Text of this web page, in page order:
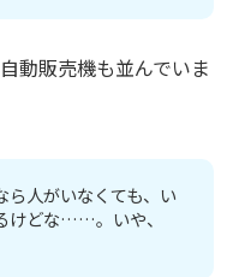
動販売機も並んでいま
ら人がいなくても、い
けどな……。いや、